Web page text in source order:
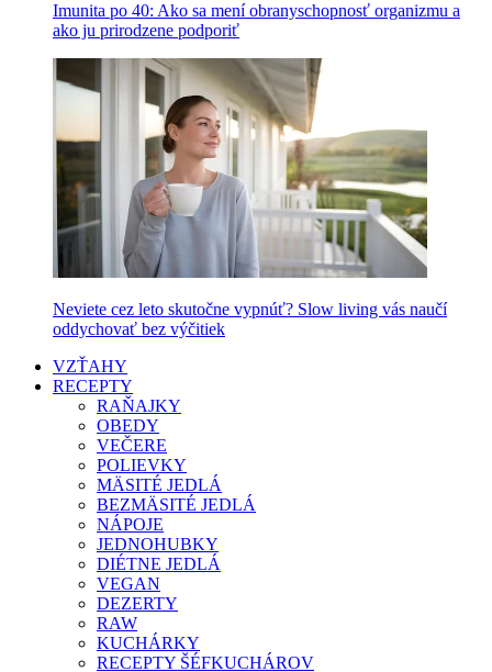
Imunita po 40: Ako sa mení obranyschopnosť organizmu a
ako ju prirodzene podporiť
Neviete cez leto skutočne vypnúť? Slow living vás naučí
oddychovať bez výčitiek
VZŤAHY
RECEPTY
RAŇAJKY
OBEDY
VEČERE
POLIEVKY
MÄSITÉ JEDLÁ
BEZMÄSITÉ JEDLÁ
NÁPOJE
JEDNOHUBKY
DIÉTNE JEDLÁ
VEGAN
DEZERTY
RAW
KUCHÁRKY
RECEPTY ŠÉFKUCHÁROV